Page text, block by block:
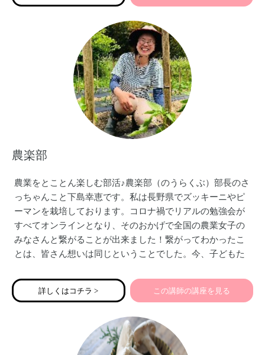
農楽部
農業をとことん楽しむ部活♪農楽部（のうらくぶ）部長のさ
っちゃんこと下島幸恵です。私は長野県でズッキーニやピ
ーマンを栽培しております。コロナ禍でリアルの勉強会が
すべてオンラインとなり、そのおかげで全国の農業女子の
みなさんと繋がることが出来ました！繋がってわかったこ
とは、皆さん想いは同じということでした。今、子どもた
問題です。農業は誰もが関わっていることです。農業の大
切さやすばらしさを農楽部を通して皆さんと共有しでいけ
も農楽部へ是非ご登録ください。
詳しくはコチラ > この講師の講座を見る